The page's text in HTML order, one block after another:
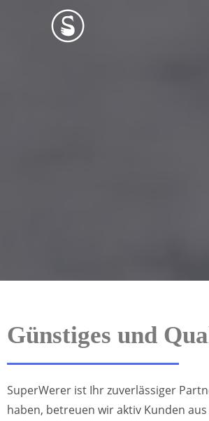
Günstiges und
SuperWerer ist Ihr zuverlässiger
haben, betreuen wir aktiv Kunden